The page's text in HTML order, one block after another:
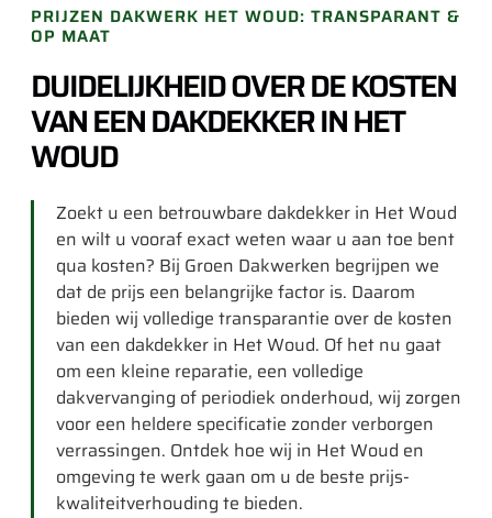
PRIJZEN DAKWERK HET WOUD: TRANSPARANT &
OP MAAT
DUIDELIJKHEID OVER DE KOSTEN
VAN EEN DAKDEKKER IN HET
WOUD
Zoekt u een betrouwbare dakdekker in Het Woud
en wilt u vooraf exact weten waar u aan toe bent
qua kosten? Bij Groen Dakwerken begrijpen we
dat de prijs een belangrijke factor is. Daarom
bieden wij volledige transparantie over de kosten
van een dakdekker in Het Woud. Of het nu gaat
om een kleine reparatie, een volledige
dakvervanging of periodiek onderhoud, wij zorgen
voor een heldere specificatie zonder verborgen
verrassingen. Ontdek hoe wij in Het Woud en
omgeving te werk gaan om u de beste prijs-
kwaliteitverhouding te bieden.